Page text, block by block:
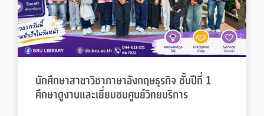
นักศึกษาสาขาวิชาภาษาอังกฤษธุรกิจ ชั้นปีที่ 1
ศึกษาดูงานและเยี่ยมชมศูนย์วิทยบริการ